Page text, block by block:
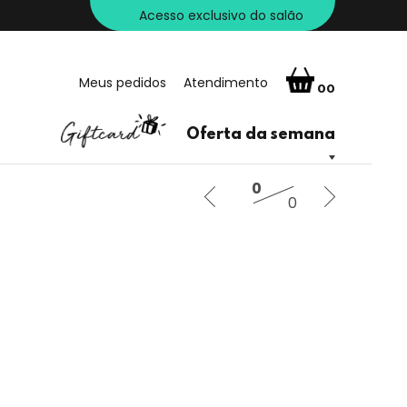
Acesso exclusivo do salão
Meus pedidos Atendimento 00
Oferta da semana
0
0